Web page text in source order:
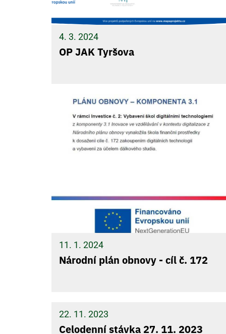
4. 3. 2024
OP JAK Tyršova
11. 1. 2024
Národní plán obnovy - cíl č. 172
22. 11. 2023
Celodenní stávka 27. 11. 2023